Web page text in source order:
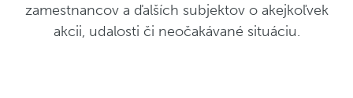
zamestnancov a ďalších subjektov o akejkoľvek
akcii, udalosti či neočakávané situáciu.